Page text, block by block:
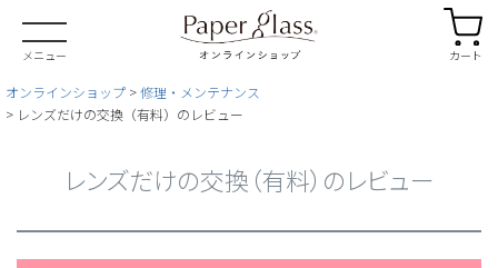
メニュー カート
オンラインショップ
修理・メンテナンス
レンズだけの交換（有料）のレビュー
レンズだけの交換（有料）のレビュー